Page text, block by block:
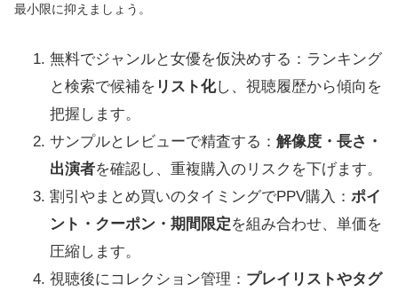
最小限に抑えましょう。
無料でジャンルと女優を仮決めする：ランキング
と検索で候補を リスト化し、視聴履歴から傾向を
把握します。
サンプルとレビューで精査する： 解像度・長さ・
出演者を確認し、重複購入のリスクを下げます。
割引やまとめ買いのタイミングでPPV購入： ポイ
ント・クーポン・期間限定を組み合わせ、単価を
圧縮します。
視聴後にコレクション管理： プレイリストやタグ